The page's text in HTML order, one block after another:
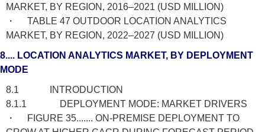
MARKET, BY REGION, 2016–2021 (USD MILLION)
・ TABLE 47 OUTDOOR LOCATION ANALYTICS
MARKET, BY REGION, 2022–2027 (USD MILLION)
8.... LOCATION ANALYTICS MARKET, BY DEPLOYMENT
MODE
8.1 INTRODUCTION
8.1.1 DEPLOYMENT MODE: MARKET DRIVERS
・ FIGURE 35....... ON-PREMISE DEPLOYMENT TO